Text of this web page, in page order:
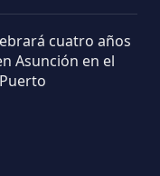
cuatro años
Asunción en el